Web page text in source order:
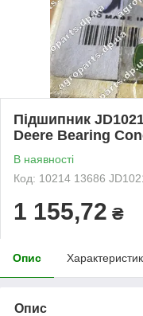
Підшипник
Deere Bearing
В наявності
Код: 10214 13686
1 155,72 ₴
Опис
Опис